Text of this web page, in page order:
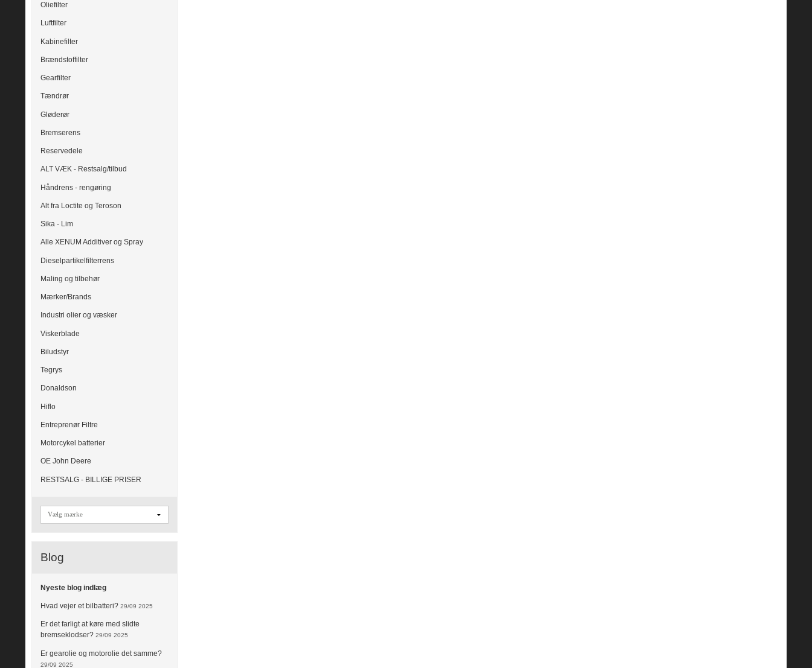
Oliefilter
Luftfilter
Kabinefilter
Brændstoffilter
Gearfilter
Tændrør
Gløderør
Bremserens
Reservedele
ALT VÆK - Restsalg/tilbud
Håndrens - rengøring
Alt fra Loctite og Teroson
Sika - Lim
Alle XENUM Additiver og Spray
Dieselpartikelfilterrens
Maling og tilbehør
Mærker/Brands
Industri olier og væsker
Viskerblade
Biludstyr
Tegrys
Donaldson
Hiflo
Entreprenør Filtre
Motorcykel batterier
OE John Deere
RESTSALG - BILLIGE PRISER
Blog
Nyeste blog indlæg
Hvad vejer et bilbatteri? 29/09 2025
Er det farligt at køre med slidte
bremseklodser? 29/09 2025
Er gearolie og motorolie det samme?
29/09 2025